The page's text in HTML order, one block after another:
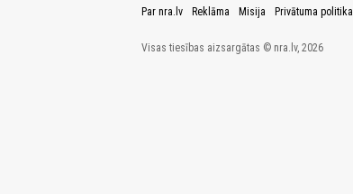
Par nra.lv Reklāma Misija Privātuma politika
Visas tiesības aizsargātas © nra.lv, 2026